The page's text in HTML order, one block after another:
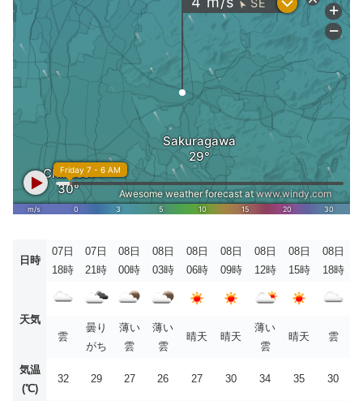
日時
07日
18時
07日
21時
08日
00時
08日
03時
08日
06時
08日
09時
08日
12時
08日
15時
08日
18時
天気
雲
曇り
がち
薄い
雲
薄い
雲
晴天 晴天
薄い
雲
晴天 雲
気温
(℃)
32 29 27 26 27 30 34 35 30